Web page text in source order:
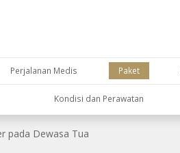
Perjalanan Medis Paket
Kondisi dan Perawatan
pada Dewasa Tua